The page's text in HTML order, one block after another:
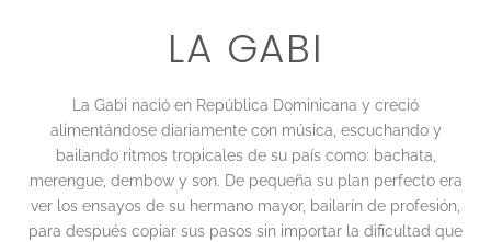
LA GABI
La Gabi nació en República Dominicana y creció
alimentándose diariamente con música, escuchando y
bailando ritmos tropicales de su país como: bachata,
merengue, dembow y son. De pequeña su plan perfecto era
ver los ensayos de su hermano mayor, bailarín de profesión,
para después copiar sus pasos sin importar la dificultad que